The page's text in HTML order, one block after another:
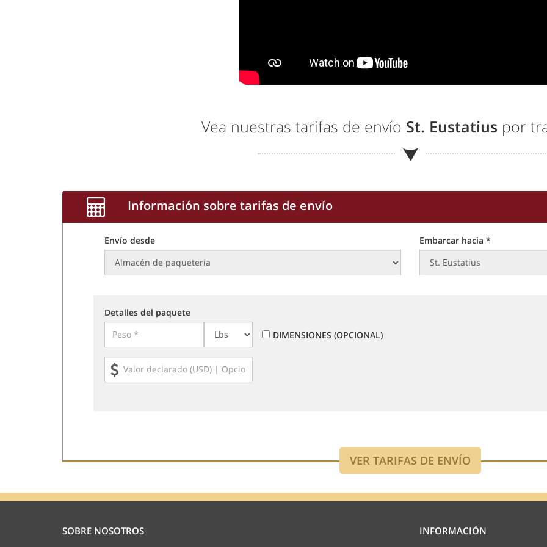
Vea nuestras tarifas de envío St. Eustatius por
Información sobre tarifas de envío
Envío desde Embarcar hacia *
Detalles del paquete
DIMENSIONES (OPCIONAL)
SOBRE NOSOTROS INFORMACIÓN